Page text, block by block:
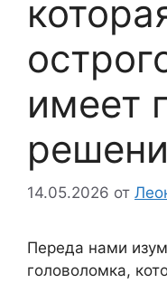
имеет
14.05.2026 от
Переда нами
головоломка,